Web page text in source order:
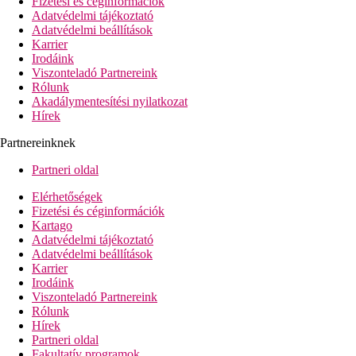
Adatvédelmi tájékoztató
Adatvédelmi beállítások
Karrier
Irodáink
Viszonteladó Partnereink
Rólunk
Akadálymentesítési nyilatkozat
Hírek
Partnereinknek
Partneri oldal
Elérhetőségek
Fizetési és céginformációk
Kartago
Adatvédelmi tájékoztató
Adatvédelmi beállítások
Karrier
Irodáink
Viszonteladó Partnereink
Rólunk
Hírek
Partneri oldal